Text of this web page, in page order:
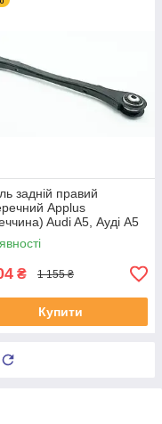
задній правий
Applus
Audi A5, Ауді А5
UAUYZXK4
₴ 1 155 ₴
Купити